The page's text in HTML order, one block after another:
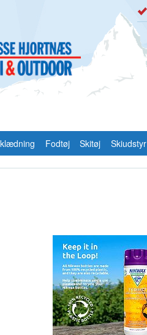
Fodtøj Skitøj Skiudstyr